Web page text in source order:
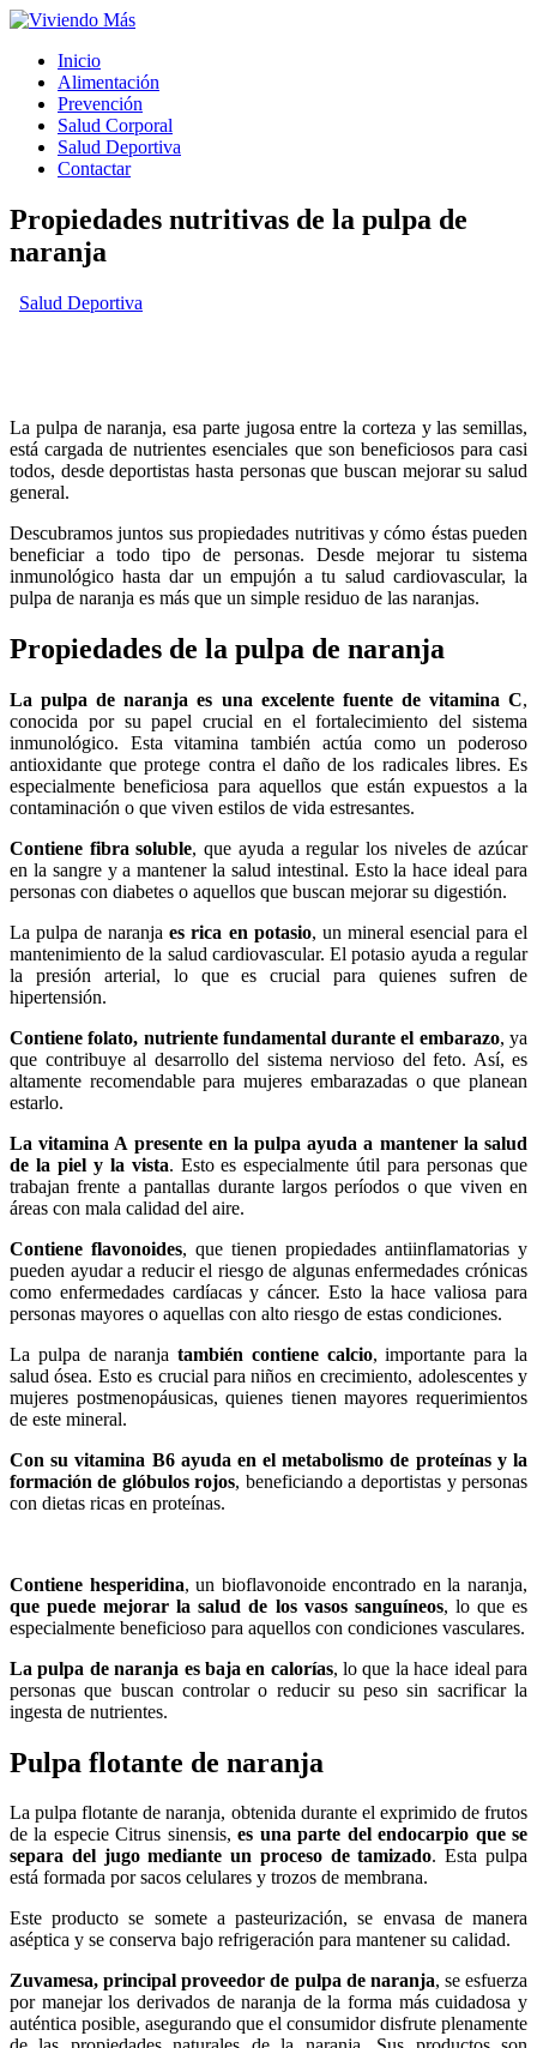
Inicio
Alimentación
Prevención
Salud Corporal
Salud Deportiva
Contactar
Propiedades nutritivas de la pulpa de
naranja
Salud Deportiva
La pulpa de naranja, esa parte jugosa entre la corteza y las semillas,
está cargada de nutrientes esenciales que son beneficiosos para casi
todos, desde deportistas hasta personas que buscan mejorar su salud
general.
Descubramos juntos sus propiedades nutritivas y cómo éstas pueden
beneficiar a todo tipo de personas. Desde mejorar tu sistema
inmunológico hasta dar un empujón a tu salud cardiovascular, la
pulpa de naranja es más que un simple residuo de las naranjas.
Propiedades de la pulpa de naranja
La pulpa de naranja es una excelente fuente de vitamina C,
conocida por su papel crucial en el fortalecimiento del sistema
inmunológico. Esta vitamina también actúa como un poderoso
antioxidante que protege contra el daño de los radicales libres. Es
especialmente beneficiosa para aquellos que están expuestos a la
contaminación o que viven estilos de vida estresantes.
Contiene fibra soluble, que ayuda a regular los niveles de azúcar
en la sangre y a mantener la salud intestinal. Esto la hace ideal para
personas con diabetes o aquellos que buscan mejorar su digestión.
La pulpa de naranjaes rica en potasio, un mineral esencial para el
mantenimiento de la salud cardiovascular. El potasio ayuda a regular
la presión arterial, lo que es crucial para quienes sufren de
hipertensión.
Contiene folato, nutriente fundamental durante el embarazo, ya
que contribuye al desarrollo del sistema nervioso del feto. Así, es
altamente recomendable para mujeres embarazadas o que planean
estarlo.
La vitamina A presente en la pulpa ayuda a mantener la salud
de la piel y la vista. Esto es especialmente útil para personas que
trabajan frente a pantallas durante largos períodos o que viven en
áreas con mala calidad del aire.
Contiene flavonoides, que tienen propiedades antiinflamatorias y
pueden ayudar a reducir el riesgo de algunas enfermedades crónicas
como enfermedades cardíacas y cáncer. Esto la hace valiosa para
personas mayores o aquellas con alto riesgo de estas condiciones.
La pulpa de naranjatambién contiene calcio, importante para la
salud ósea. Esto es crucial para niños en crecimiento, adolescentes y
mujeres postmenopáusicas, quienes tienen mayores requerimientos
de este mineral.
Con su vitamina B6 ayuda en el metabolismo de proteínas y la
formación de glóbulos rojos, beneficiando a deportistas y personas
con dietas ricas en proteínas.
Contiene hesperidina, un bioflavonoide encontrado en la naranja,
que puede mejorar la salud de los vasos sanguíneos, lo que es
especialmente beneficioso para aquellos con condiciones vasculares.
La pulpa de naranja es baja en calorías, lo que la hace ideal para
personas que buscan controlar o reducir su peso sin sacrificar la
ingesta de nutrientes.
Pulpa flotante de naranja
La pulpa flotante de naranja, obtenida durante el exprimido de frutos
de la especie Citrus sinensis,es una parte del endocarpio que se
separa del jugo mediante un proceso de tamizado. Esta pulpa
está formada por sacos celulares y trozos de membrana.
Este producto se somete a pasteurización, se envasa de manera
aséptica y se conserva bajo refrigeración para mantener su calidad.
Zuvamesa, principal proveedor de pulpa de naranja, se esfuerza
por manejar los derivados de naranja de la forma más cuidadosa y
auténtica posible, asegurando que el consumidor disfrute plenamente